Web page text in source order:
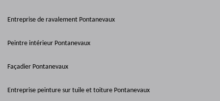
Entreprise de ravalement Pontanevaux
Peintre intérieur Pontanevaux
Façadier Pontanevaux
Entreprise peinture sur tuile et toiture Pontanevaux